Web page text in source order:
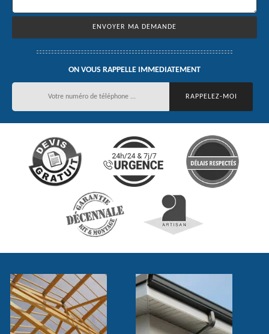
ON VOUS RAPPELLE IMMEDIATEMENT